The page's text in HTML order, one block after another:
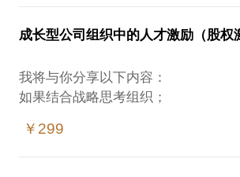
务模式，包括政府VR教育生态基地
社会实践课，职教、K12、高教等具
公司共同发起的人工智能及VR可视化
摇篮，对人才的体系化培养、人才
题；
成长型公司组织中的人才激励（股权
我将与你分享以下内容：
如果结合战略思考组织；
企业大学、学院大学建设实操沟通；
￥299